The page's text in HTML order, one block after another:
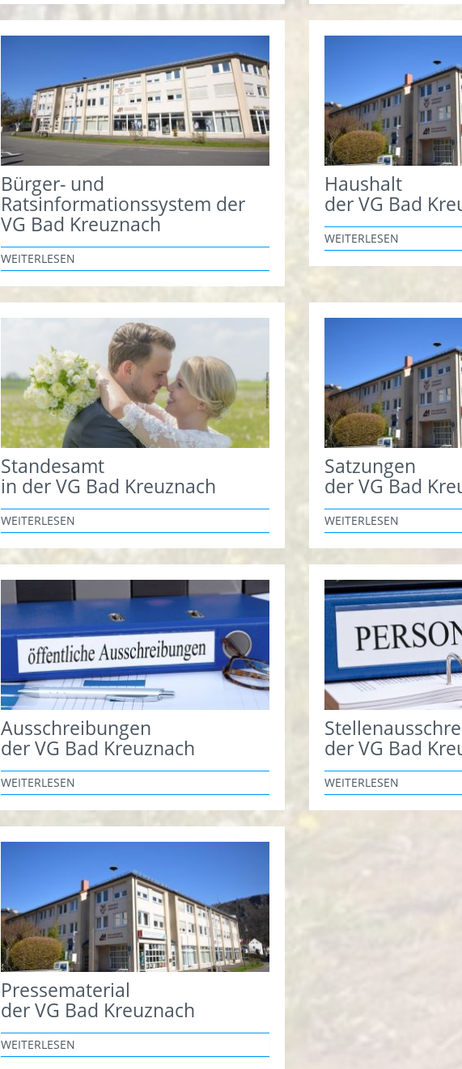
Bürger- und
Ratsinformationssystem der
VG Bad Kreuznach
WEITERLESEN
Haushalt
der VG Bad
WEITERLESEN
Standesamt
in der VG Bad Kreuznach
WEITERLESEN
Satzungen
der VG Bad
WEITERLESEN
Ausschreibungen
der VG Bad Kreuznach
WEITERLESEN
der VG Bad
WEITERLESEN
Pressematerial
der VG Bad Kreuznach
WEITERLESEN